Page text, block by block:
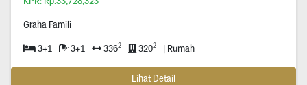
Graha Famili
3+1 3+1 3362 3202 | Rumah
Lihat Detail